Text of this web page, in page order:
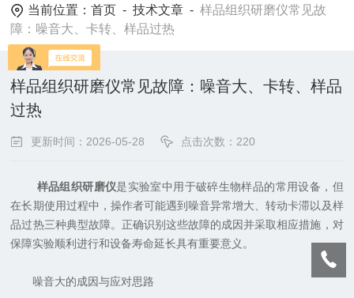
当前位置：首页 -技术文章 -样品组织研磨仪常见故
障：噪音大、卡转、样品过热
样品组织研磨仪常见故障：噪音大、卡转、样品
过热
更新时间：2026-05-28 点击次数：220
样品组织研磨仪是实验室中用于破碎生物样品的常用设备，但
在长期使用过程中，操作者可能遇到噪音异常增大、转动卡滞以及样
品过热三种典型故障。正确识别这些故障的成因并采取相应措施，对
保障实验顺利进行和设备寿命延长具有重要意义。
噪音大的成因与应对思路